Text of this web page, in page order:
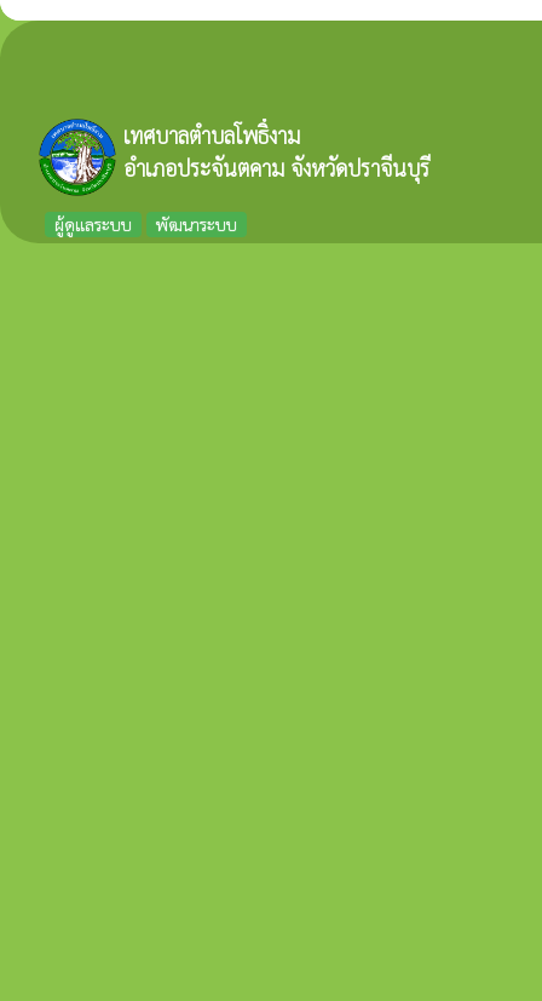
เทศบาลตำบลโพธิ์งาม
อำเภอประจันตคาม จังหวัดปราจีนบุรี
ผู้ดูแลระบบ พัฒนาระบบ